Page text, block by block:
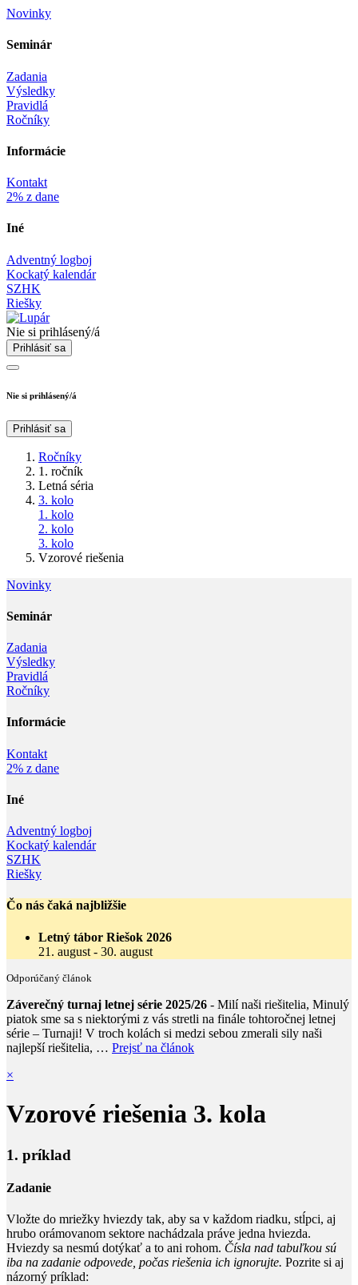
Novinky
Seminár‎
Zadania
Výsledky
Pravidlá
Ročníky
Informácie‎
Kontakt
2% z dane
Iné
Adventný logboj
Kockatý kalendár
SZHK
Riešky
Nie si prihlásený/á
Prihlásiť sa
Nie si prihlásený/á
Prihlásiť sa
Ročníky
1. ročník
Letná séria
3. kolo
1. kolo
2. kolo
3. kolo
Vzorové riešenia
Novinky
Seminár‎
Zadania
Výsledky
Pravidlá
Ročníky
Informácie‎
Kontakt
2% z dane
Iné
Adventný logboj
Kockatý kalendár
SZHK
Riešky
Čo nás čaká najbližšie
Letný tábor Riešok 2026
21. august - 30. august
Odporúčaný článok
Záverečný turnaj letnej série 2025/26 - Milí naši riešitelia, Minulý
piatok sme sa s niektorými z vás stretli na finále tohtoročnej letnej
série – Turnaji! V troch kolách si medzi sebou zmerali sily naši
najlepší riešitelia, … Prejsť na článok
×
Vzorové riešenia 3. kola
1. príklad
Zadanie
Vložte do mriežky hviezdy tak, aby sa v každom riadku, stĺpci, aj
hrubo orámovanom sektore nachádzala práve jedna hviezda.
Hviezdy sa nesmú dotýkať a to ani rohom. Čísla nad tabuľkou sú
iba na zadanie odpovede, počas riešenia ich ignorujte. Pozrite si aj
názorný príklad: